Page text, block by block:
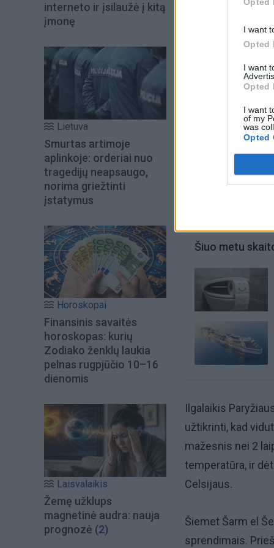
I want
Opted
I want
Opted
I want
of my
was
Opted
interneto ir įsilaužė į kitą
įmonę
Lietuva
Smurtas artimoje
aplinkoje: orderiai nuo
tragedijų neapsaugo,
norima griežtinti
įstatymus
Horoskopai
Finansinis savaitės
horoskopas: kurių
Zodiako ženklų laukia
pelnas rugpjūčio 10–16
dienomis
Laisvalaikis
Žemę užklups
magnetinė audra: nauja
prognozė (2)
pasirašytas
kaita nuo 2020 m.
Šiuo metu
Ilgalaikis
užtikrinti, kad
mažesnis nei 2
temperatūra, ir
Celsijaus.
Šiemet Šarm el
sprendimais.